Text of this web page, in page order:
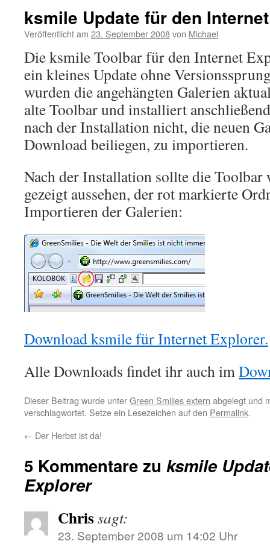
ksmile Update für den
Veröffentlicht am 23. September 2008von Michael
Die ksmile Toolbar für den Internet
ein kleines Update ohne
wurden die angehängten Galerien
alte Toolbar und installiert
nach der Installation nicht, die neuen
Download beiliegen, zu importieren.
Nach der Installation sollte die Toolbar
gezeigt aussehen, der rot markierte
Importieren der Galerien:
Download ksmile für Internet Explorer.
Alle Downloads findet ihr auch im
Dieser Beitrag wurde unterGreen Smilies extern abgelegt und
verschlagwortet. Setze ein Lesezeichen auf den Permalink.
← Der Herbst ist da!
5 Kommentare zu ksmile
Explorer
Chrissagt:
23. September 2008 um 14:02 Uhr